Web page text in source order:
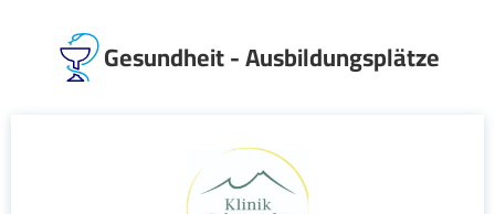
Gesundheit - Ausbildungsplätze